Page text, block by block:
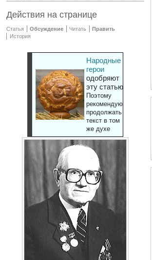
Действия на странице
Статья Обсуждение Читать
Править
История
Народные
герои
одобряют
эту статью
Поэтому
рекомендуют
продолжать
текст в том
же духе